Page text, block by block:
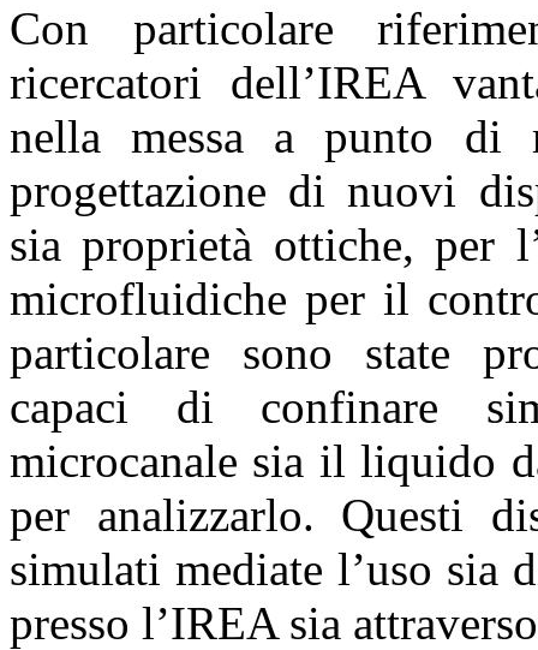
Con particolare
ricercatori dell’IREA
nella messa a punto di
progettazione di nuovi
sia proprietà ottiche, per
microfluidiche per il
particolare sono state
capaci di confinare
microcanale sia il liquido
per analizzarlo. Questi
simulati mediate l’uso sia
presso l’IREA sia